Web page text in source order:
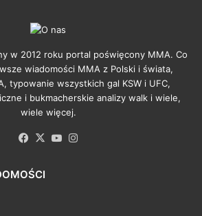
w 2012 roku portal poświęcony MMA. Co
wiadomości MMA z Polski i świata,
typowanie wszystkich gal KSW i UFC,
i bukmacherskie analizy walk i wiele,
wiele więcej.
Facebook
X YouTube